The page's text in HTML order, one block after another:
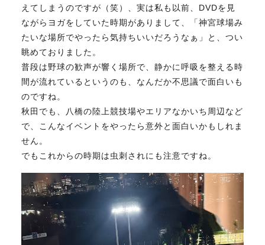
スタッフ紹介
マスターのブログ
018-853-5780
開催日：平日9:30－17:30／
土曜10:00－15:00（要予約）
定休日：第2第4土曜日および日曜祝祭日
無料相談、お問い合わせはこちら
えてしまうのですが（笑）、実は私も以前、DVDを見
ながらヨガをしていた時期がありまして、「神宮球場み
たいな場所でやったら気持ちいいだろうなぁ」と、つい
眺めておりました。
普段は野球の歓声が響く場所で、静かに呼吸を整える時
間が流れているというのも、なんだか不思議で面白いも
のですね。
秋田でも、八橋の陸上競技場やエリアなかいち周辺など
で、こんなイベントをやったら意外と面白いかもしれま
せん。
でもこれからの時期は虫刺されにも注意ですね。